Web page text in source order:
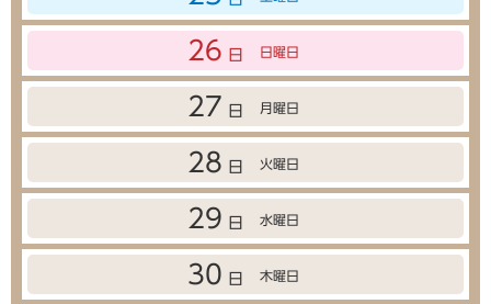
26 日 日曜日
27 日 月曜日
28 日 火曜日
29 日 水曜日
30 日 木曜日